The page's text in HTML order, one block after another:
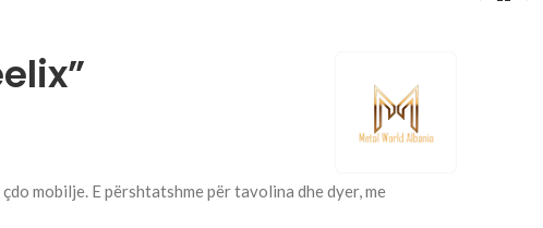
mobilje. E përshtatshme për tavolina dhe dyer, me